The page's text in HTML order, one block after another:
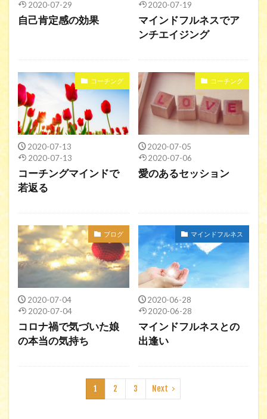
2020-07-29
自己肯定感の効果
2020-07-19
マインドフルネスでア
ンチエイジング
コーチング
2020-07-13
2020-07-13
コーチングマインドで
若返る
コーチング
2020-07-05
2020-07-06
愛のあるセッション
ブログ
2020-07-04
2020-07-04
コロナ禍で気づいた娘
の本当の気持ち
マインドフルネス
2020-06-28
2020-06-28
マインドフルネスとの
出逢い
1 2 3 Next